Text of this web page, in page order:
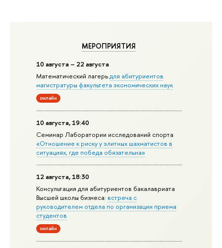
МЕРОПРИЯТИЯ
10 августа – 22 августа
Математический лагерьдля абитуриентов
магистратуры факультета экономических наук
онлайн
10 августа, 19:40
Семинар Лаборатории исследований спорта
«Отношение к риску у элитных шахматистов в
ситуациях, где победа обязательна»
12 августа, 18:30
Консультация для абитуриентов бакалавриата
Высшей школы бизнеса: встреча с
руководителем отдела по организации приема
студентов
онлайн